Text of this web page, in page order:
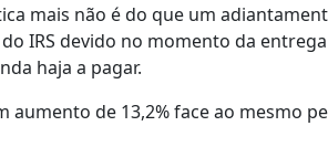
mais não é do que um
IRS devido no momento da
haja a pagar.
aumento de 13,2% face ao mesmo